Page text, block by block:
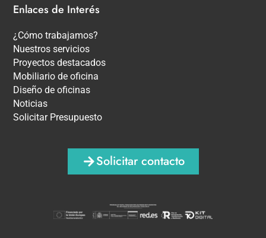
Enlaces de Interés
¿Cómo trabajamos?
Nuestros servicios
Proyectos destacados
Mobiliario de oficina
Diseño de oficinas
Noticias
Solicitar Presupuesto
Solicitar contacto